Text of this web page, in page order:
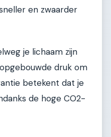
en zwaarder
je lichaam zijn
druk om
betekent dat je
de hoge CO2-